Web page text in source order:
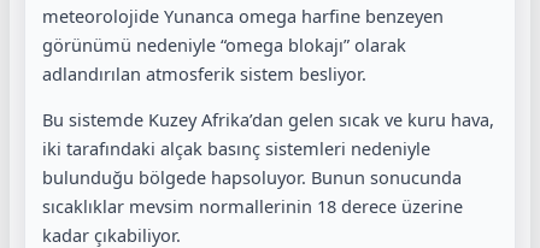
meteorolojide Yunanca omega harfine benzeyen
görünümü nedeniyle “omega blokajı” olarak
adlandırılan atmosferik sistem besliyor.
Bu sistemde Kuzey Afrika’dan gelen sıcak ve kuru hava,
iki tarafındaki alçak basınç sistemleri nedeniyle
bulunduğu bölgede hapsoluyor. Bunun sonucunda
sıcaklıklar mevsim normallerinin 18 derece üzerine
kadar çıkabiliyor.